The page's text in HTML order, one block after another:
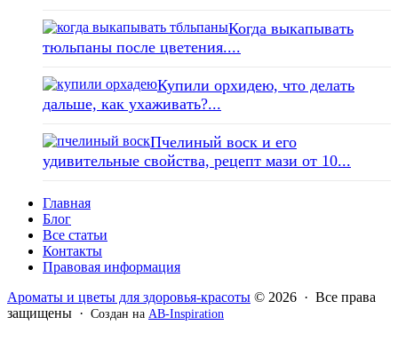
Когда выкапывать
тюльпаны после цветения....
Купили орхидею, что делать
дальше, как ухаживать?...
Пчелиный воск и его
удивительные свойства, рецепт мази от 10...
Главная
Блог
Все статьи
Контакты
Правовая информация
Ароматы и цветы для здоровья-красоты © 2026 · Все права
защищены · Создан на AB-Inspiration